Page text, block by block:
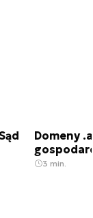
Domeny
3 min.